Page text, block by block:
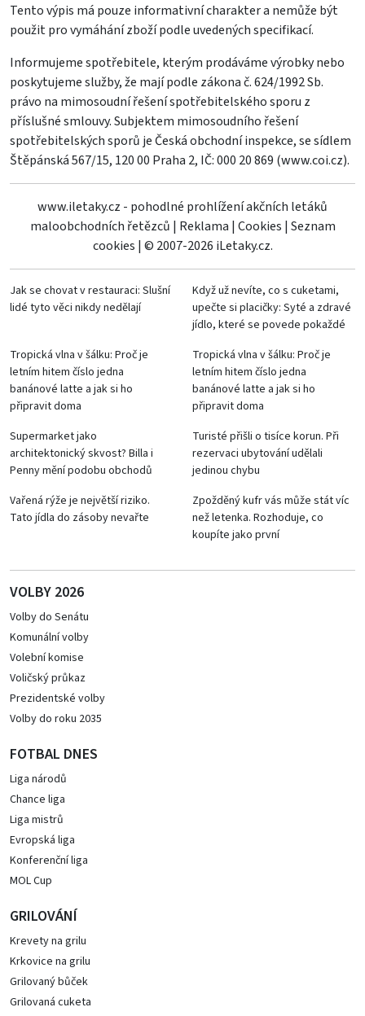
Tento výpis má pouze informativní charakter a nemůže být
použit pro vymáhání zboží podle uvedených specifikací.
Informujeme spotřebitele, kterým prodáváme výrobky nebo
poskytujeme služby, že mají podle zákona č. 624/1992 Sb.
právo na mimosoudní řešení spotřebitelského sporu z
příslušné smlouvy. Subjektem mimosoudního řešení
spotřebitelských sporů je Česká obchodní inspekce, se sídlem
Štěpánská 567/15, 120 00 Praha 2, IČ: 000 20 869 (www.coi.cz).
www.iletaky.cz - pohodlné prohlížení akčních letáků
maloobchodních řetězců | Reklama | Cookies | Seznam
cookies | © 2007-2026 iLetaky.cz.
Jak se chovat v restauraci: Slušní
lidé tyto věci nikdy nedělají
Když už nevíte, co s cuketami,
upečte si placičky: Syté a zdravé
jídlo, které se povede pokaždé
Tropická vlna v šálku: Proč je
letním hitem číslo jedna
banánové latte a jak si ho
připravit doma
Tropická vlna v šálku: Proč je
letním hitem číslo jedna
banánové latte a jak si ho
připravit doma
Supermarket jako
architektonický skvost? Billa i
Penny mění podobu obchodů
Turisté přišli o tisíce korun. Při
rezervaci ubytování udělali
jedinou chybu
Vařená rýže je největší riziko.
Tato jídla do zásoby nevařte
Zpožděný kufr vás může stát víc
než letenka. Rozhoduje, co
koupíte jako první
VOLBY 2026
Volby do Senátu
Komunální volby
Volební komise
Voličský průkaz
Prezidentské volby
Volby do roku 2035
FOTBAL DNES
Liga národů
Chance liga
Liga mistrů
Evropská liga
Konferenční liga
MOL Cup
GRILOVÁNÍ
Krevety na grilu
Krkovice na grilu
Grilovaný bůček
Grilovaná cuketa